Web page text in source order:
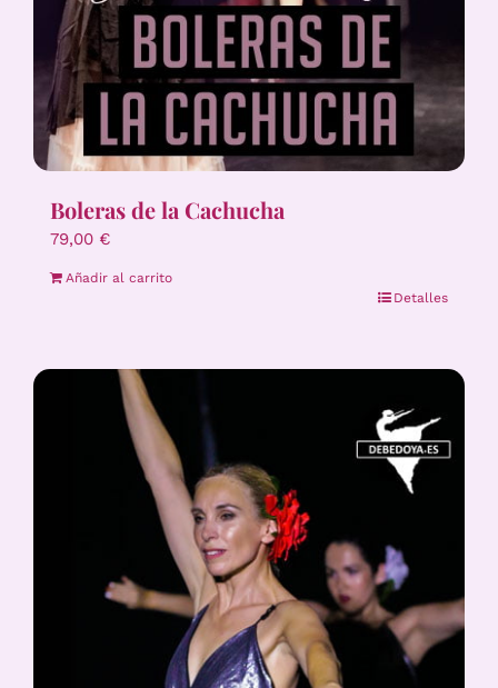
Boleras de la Cachucha
79,00 €
Añadir al carrito
Detalles